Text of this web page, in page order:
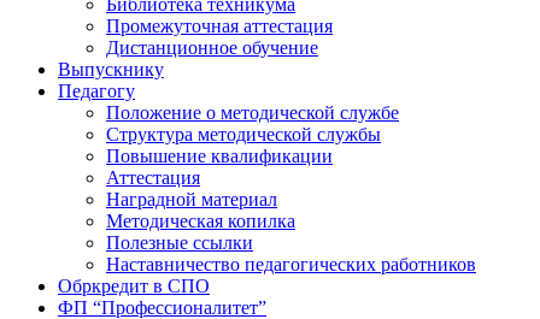
Промежуточная аттестация
Дистанционное обучение
Выпускнику
Педагогу
Положение о методической службе
Структура методической службы
Повышение квалификации
Аттестация
Наградной материал
Методическая копилка
Полезные ссылки
Наставничество педагогических работников
Обркредит в СПО
ФП “Профессионалитет”